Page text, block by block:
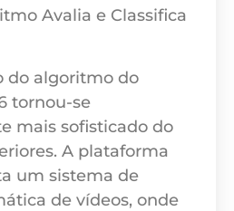
Avalia e Classifica
do algoritmo do
tornou-se
mais sofisticado do
A plataforma
um sistema de
de vídeos, onde